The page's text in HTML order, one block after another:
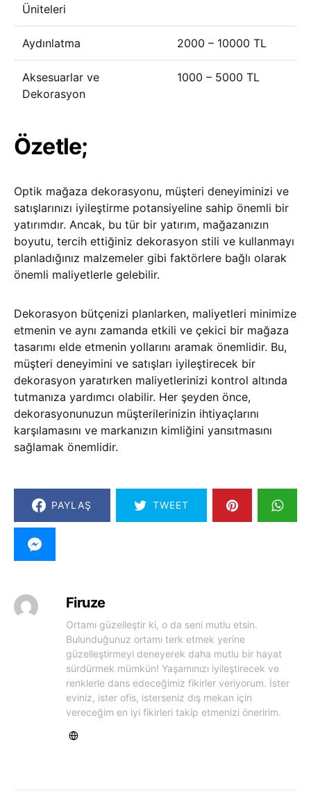
Üniteleri
Aydınlatma 2000 – 10000 TL
Aksesuarlar ve
Dekorasyon
1000 – 5000 TL
Özetle;
Optik mağaza dekorasyonu, müşteri deneyiminizi ve
satışlarınızı iyileştirme potansiyeline sahip önemli bir
yatırımdır. Ancak, bu tür bir yatırım, mağazanızın
boyutu, tercih ettiğiniz dekorasyon stili ve kullanmayı
planladığınız malzemeler gibi faktörlere bağlı olarak
önemli maliyetlerle gelebilir.
Dekorasyon bütçenizi planlarken, maliyetleri minimize
etmenin ve aynı zamanda etkili ve çekici bir mağaza
tasarımı elde etmenin yollarını aramak önemlidir. Bu,
müşteri deneyimini ve satışları iyileştirecek bir
dekorasyon yaratırken maliyetlerinizi kontrol altında
tutmanıza yardımcı olabilir. Her şeyden önce,
dekorasyonunuzun müşterilerinizin ihtiyaçlarını
karşılamasını ve markanızın kimliğini yansıtmasını
sağlamak önemlidir.
PAYLAŞ TWEET
Firuze
Ortamı güzelleştir ki, o da seni mutlu etsin.
Bulunduğunuz ortamı terk etmek yerine
güzelleştirmeyi deneyerek daha mutlu bir hayat
sürdürmek mümkün! Yaşamınızı iyileştirecek ve
renklerle dans edeceğimiz fikirler veriyorum. İster
eviniz, ister ofis, isterseniz dış mekan için
vereceğim en iyi fikirleri takip etmenizi öneririm.